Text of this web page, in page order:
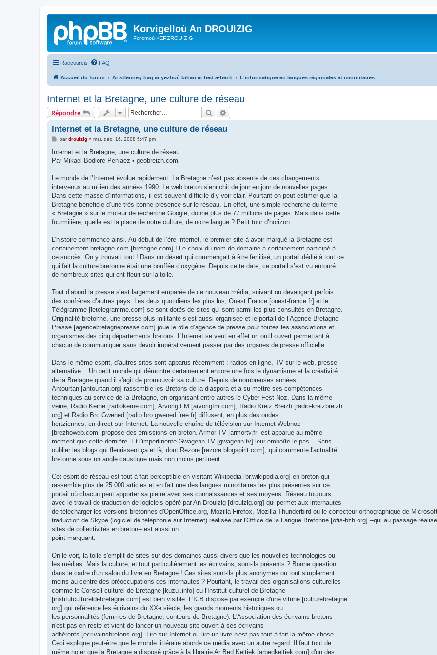
Korvigelloù An DROUIZIG
Foromoù KERZROUIZIG
Raccourcis FAQ
Accueil du forum Ar stlenneg hag ar yezhoù bihan er bed a-bezh L'informatique en langues régionales et minoritaires
Internet et la Bretagne, une culture de réseau
Répondre Rechercher
Internet et la Bretagne, une culture de réseau
M
s
a
pardrouizig» mar. déc. 16, 2008 5:47 pm
Internet et la Bretagne, une culture de réseau
Par Mikael Bodlore-Penlaez • geobreizh.com
Le monde de l’Internet évolue rapidement. La Bretagne n’est pas absente de ces changements
intervenus au milieu des années 1990. Le web breton s’enrichit de jour en jour de nouvelles pages.
Dans cette masse d’informations, il est souvent difficile d’y voir clair. Pourtant on peut estimer que la
Bretagne bénéficie d’une très bonne présence sur le réseau. En effet, une simple recherche du terme
« Bretagne » sur le moteur de recherche Google, donne plus de 77 millions de pages. Mais dans cette
fourmilière, quelle est la place de notre culture, de notre langue ? Petit tour d’horizon…
L’histoire commence ainsi. Au début de l’ère Internet, le premier site à avoir marqué la Bretagne est
certainement bretagne.com [bretagne.com] ! Le choix du nom de domaine a certainement participé à
ce succès. On y trouvait tout ! Dans un désert qui commençait à être fertilisé, un portail dédié à tout ce
qui fait la culture bretonne était une bouffée d’oxygène. Depuis cette date, ce portail s’est vu entouré
de nombreux sites qui ont fleuri sur la toile.
Tout d’abord la presse s’est largement emparée de ce nouveau média, suivant ou devançant parfois
des confrères d’autres pays. Les deux quotidiens les plus lus, Ouest France [ouest-france.fr] et le
Télégramme [letelegramme.com] se sont dotés de sites qui sont parmi les plus consultés en Bretagne.
Originalité bretonne, une presse plus militante s’est aussi organisée et le portail de l’Agence Bretagne
Presse [agencebretagnepresse.com] joue le rôle d’agence de presse pour toutes les associations et
organismes des cinq départements bretons. L’Internet se veut en effet un outil ouvert permettant à
chacun de communiquer sans devoir impérativement passer par des organes de presse officielle.
Dans le même esprit, d’autres sites sont apparus récemment : radios en ligne, TV sur le web, presse
alternative... Un petit monde qui démontre certainement encore une fois le dynamisme et la créativité
de la Bretagne quand il s'agit de promouvoir sa culture. Depuis de nombreuses années
Antourtan [antourtan.org] rassemble les Bretons de la diaspora et a su mettre ses compétences
techniques au service de la Bretagne, en organisant entre autres le Cyber Fest-Noz. Dans la même
veine, Radio Kerne [radiokerne.com], Arvorig FM [arvorigfm.com], Radio Kreiz Breizh [radio-kreizbreizh.
org] et Radio Bro Gwened [radio.bro.gwened.free.fr] diffusent, en plus des ondes
hertziennes, en direct sur Internet. La nouvelle chaîne de télévision sur Internet Webnoz
[brezhoweb.com] propose des émissions en breton. Armor TV [armortv.fr] est apparue au même
moment que cette dernière. Et l'impertinente Gwagenn TV [gwagenn.tv] leur emboîte le pas... Sans
oublier les blogs qui fleurissent ça et là, dont Rezore [rezore.blogspirit.com], qui commente l'actualité
bretonne sous un angle caustique mais non moins pertinent.
Cet esprit de réseau est tout à fait perceptible en visitant Wikipedia [br.wikipedia.org] en breton qui
rassemble plus de 25 000 articles et en fait une des langues minoritaires les plus présentes sur ce
portail où chacun peut apporter sa pierre avec ses connaissances et ses moyens. Réseau toujours
avec le travail de traduction de logiciels opéré par An Drouizig [drouizig.org] qui permet aux internautes
de télécharger les versions bretonnes d'OpenOffice.org, Mozilla Firefox, Mozilla Thunderbird ou le correcteur orthographique de
traduction de Skype (logiciel de téléphonie sur Internet) réalisée par l'Office de la Langue Bretonne [ofis-bzh.org] --qui au passage
sites de collectivités en breton-- est aussi un
point marquant.
On le voit, la toile s'emplit de sites sur des domaines aussi divers que les nouvelles technologies ou
les médias. Mais la culture, et tout particulièrement les écrivains, sont-ils présents ? Bonne question
dans le cadre d'un salon du livre en Bretagne ! Ces sites sont-ils plus anonymes ou tout simplement
moins au centre des préoccupations des internautes ? Pourtant, le travail des organisations culturelles
comme le Conseil culturel de Bretagne [kuzul.info] ou l'Institut culturel de Bretagne
[institutcultureldebretagne.com] est bien visible. L'ICB dispose par exemple d'une vitrine [culturebretagne.
org] qui référence les écrivains du XXe siècle, les grands moments historiques ou
les personnalités (femmes de Bretagne, conteurs de Bretagne). L'Association des écrivains bretons
n'est pas en reste et vient de lancer un nouveau site ouvert à ses écrivains
adhérents [ecrivainsbretons.org]. Lire sur Internet ou lire un livre n'est pas tout à fait la même chose.
Ceci explique peut-être que le monde littéraire aborde ce média avec un autre regard. Il faut tout de
même noter que la Bretagne a disposé grâce à la librairie Ar Bed Keltiek [arbedkeltiek.com] d'un des